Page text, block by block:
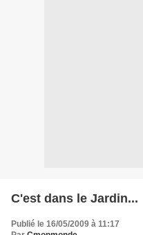
C'est dans le Jardin...
Publié le 16/05/2009 à 11:17